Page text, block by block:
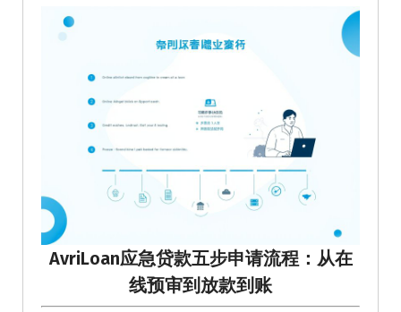
AvriLoan应急贷款五步申请流程：从在
线预审到放款到账